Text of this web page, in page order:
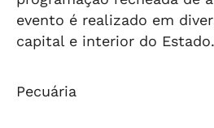
evento é realizado em
capital e interior do Estado.
Pecuária